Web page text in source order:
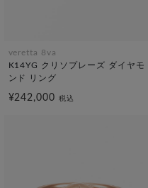
veretta 8va
K14YG クリソプレーズ ダイヤモ
ンド リング
¥242,000税込